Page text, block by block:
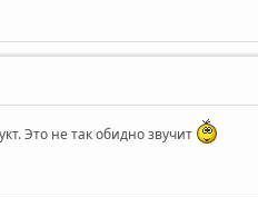
Это не так обидно звучит